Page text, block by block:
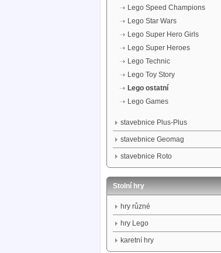
Lego Speed Champions
Lego Star Wars
Lego Super Hero Girls
Lego Super Heroes
Lego Technic
Lego Toy Story
Lego ostatní
Lego Games
stavebnice Plus-Plus
stavebnice Geomag
stavebnice Roto
Stolní hry
hry různé
hry Lego
karetní hry